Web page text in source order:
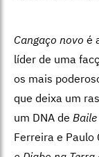
Cangaço novo é
líder de uma
os mais
que deixa um
um DNA de
Ferreira e Paulo